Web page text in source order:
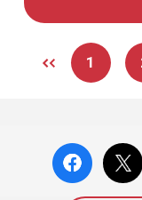
1
facebo
ok い
X ポス
ト